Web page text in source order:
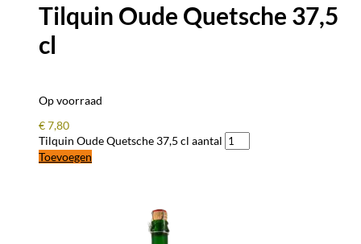
Tilquin Oude Quetsche 37,5
cl
Op voorraad
€7,80
Tilquin Oude Quetsche 37,5 cl aantal
Toevoegen